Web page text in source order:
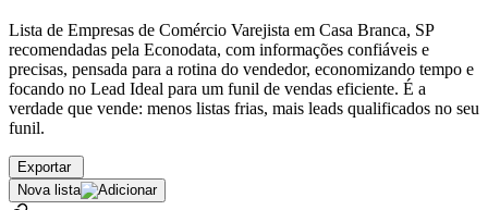
Lista de Empresas de Comércio Varejista em Casa Branca, SP
recomendadas pela Econodata, com informações confiáveis e
precisas, pensada para a rotina do vendedor, economizando tempo e
focando no Lead Ideal para um funil de vendas eficiente. É a
verdade que vende: menos listas frias, mais leads qualificados no seu
funil.
Exportar
Nova lista